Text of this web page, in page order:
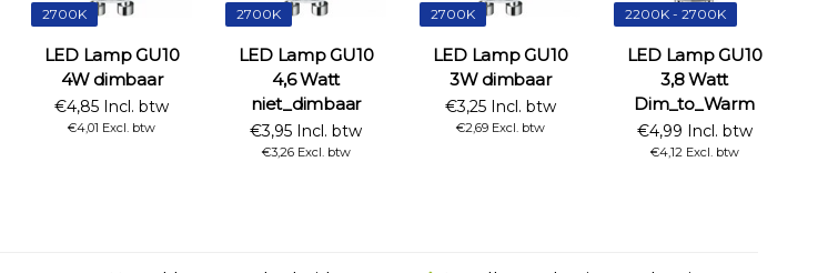
2700K
LED Lamp GU10
4W dimbaar
€4,85 Incl. btw
€4,01 Excl. btw
2700K
LED Lamp GU10
4,6 Watt
niet_dimbaar
€3,95 Incl. btw
€3,26 Excl. btw
2700K
LED Lamp GU10
3W dimbaar
€3,25 Incl. btw
€2,69 Excl. btw
2200K - 2700K
LED Lamp GU10
3,8 Watt
Dim_to_Warm
€4,99 Incl. btw
€4,12 Excl. btw